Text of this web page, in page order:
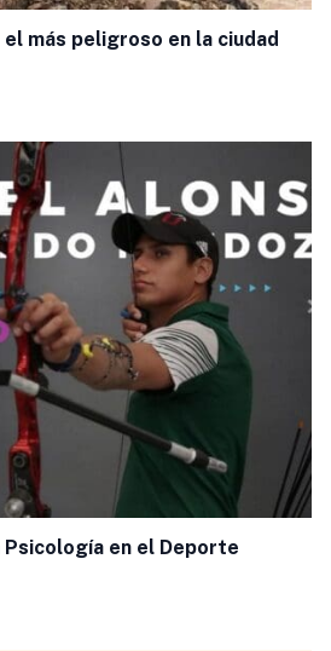
más peligroso en la ciudad
Psicología en el Deporte